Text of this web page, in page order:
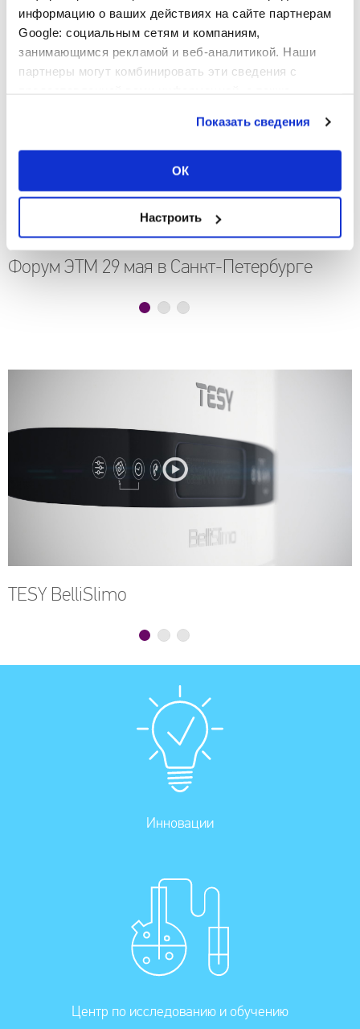
информацию о ваших действиях на сайте партнерам
Google: социальным сетям и компаниям,
занимающимся рекламой и веб-аналитикой. Наши
партнеры могут комбинировать эти сведения с
Показать сведения
ОК
Настроить
2025-05-13
Форум ЭТМ 29 мая в Санкт-Петербурге
TESY BelliSlimo
Инновации
Центр по исследованию и обучению